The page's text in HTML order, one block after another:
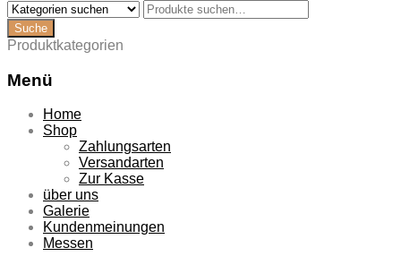
Produktkategorien
Menü
Zum
Inhalt
Home
Shop
Zahlungsarten
Versandarten
Zur Kasse
über uns
Galerie
Kundenmeinungen
Messen